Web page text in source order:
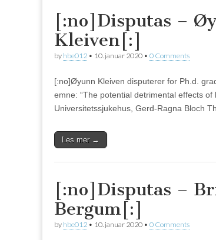
[:no]Disputas –
Kleiven[:]
by hbe012 • 10. januar 2020 • 0 Comments
[:no]Øyunn Kleiven disputerer for Ph.d.
emne: “The potential detrimental effects
Universitetssjukehus, Gerd-Ragna Bloch
Les mer →
[:no]Disputas –
Bergum[:]
by hbe012 • 10. januar 2020 • 0 Comments